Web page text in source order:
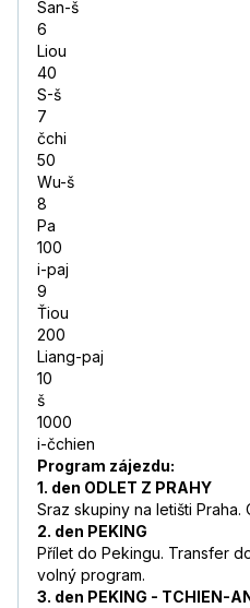
San-š
6
Liou
40
S-š
7
čchi
50
Wu-š
8
Pa
100
i-paj
9
Ťiou
200
Liang-paj
10
š
1000
i-čchien
Program zájezdu:
1. den ODLET Z PRAHY
Sraz skupiny na letišti Praha.
2. den PEKING
Přílet do Pekingu. Transfer
volný program.
3. den PEKING - TCHIEN-